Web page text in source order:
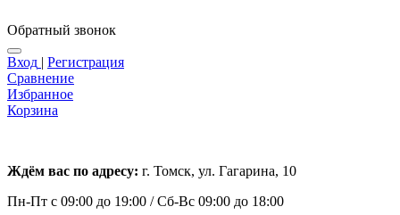
Обратный звонок
Вход | Регистрация
Сравнение
Избранное
Корзина
Ждём вас по адресу: г. Томск, ул. Гагарина, 10
Пн-Пт с 09:00 до 19:00 /Сб-Вс 09:00 до 18:00